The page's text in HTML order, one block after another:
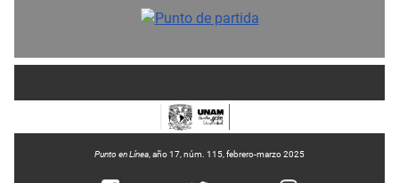
Punto en Línea , año 17, núm. 115, febrero-marzo 2025